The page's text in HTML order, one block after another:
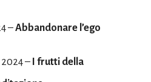
–Abbandonare l’ego
–
I frutti della